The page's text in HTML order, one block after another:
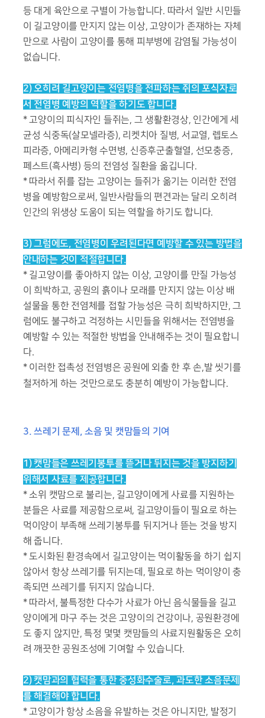
등 대게 육안으로 구별이 가능합니다. 따라서 일반 시민들
이 길고양이를 만지지 않는 이상, 고양이가 존재하는 자체
만으로 사람이 고양이를 통해 피부병에 감염될 가능성이
없습니다.
2) 오히려 길고양이는 전염병을 전파하는 쥐의 포식자로
서 전염병 예방의 역할을 하기도 합니다.
* 고양이의 피식자인 들쥐는, 그 생활환경상, 인간에게 세
균성 식중독(살모넬라증), 리켓치아 질병, 서교열, 렙토스
피라증, 아메리카형 수면병, 신증후군출혈열, 선모충증,
페스트(흑사병) 등의 전염성 질환을 옮깁니다.
* 따라서 쥐를 잡는 고양이는 들쥐가 옮기는 이러한 전염
병을 예방함으로써, 일반사람들의 편견과는 달리 오히려
인간의 위생상 도움이 되는 역할을 하기도 합니다.
3) 그럼에도, 전염병이 우려된다면 예방할 수 있는 방법을
안내하는 것이 적절합니다.
* 길고양이를 좋아하지 않는 이상, 고양이를 만질 가능성
이 희박하고, 공원의 흙이나 모래를 만지지 않는 이상 배
설물을 통한 전염체를 접할 가능성은 극히 희박하지만, 그
럼에도 불구하고 걱정하는 시민들을 위해서는 전염병을
예방할 수 있는 적절한 방법을 안내해주는 것이 필요합니
다.
* 이러한 접촉성 전염병은 공원에 외출 한 후 손,발 씻기를
철저하게 하는 것만으로도 충분히 예방이 가능합니다.
3. 쓰레기 문제, 소음 및 캣맘들의 기여
1) 캣맘들은 쓰레기봉투를 뜯거나 뒤지는 것을 방지하기
위해서 사료를 제공합니다.
* 소위 캣맘으로 불리는, 길고양이에게 사료를 지원하는
분들은 사료를 제공함으로써, 길고양이들이 필요로 하는
먹이양이 부족해 쓰레기봉투를 뒤지거나 뜯는 것을 방지
해 줍니다.
* 도시화된 환경속에서 길고양이는 먹이활동을 하기 쉽지
않아서 항상 쓰레기를 뒤지는데, 필요로 하는 먹이양이 충
족되면 쓰레기를 뒤지지 않습니다.
* 따라서, 불특정한 다수가 사료가 아닌 음식물들을 길고
양이에게 마구 주는 것은 고양이의 건강이나, 공원환경에
도 좋지 않지만, 특정 몇몇 캣맘들의 사료지원활동은 오히
려 깨끗한 공원조성에 기여할 수 있습니다.
2) 캣맘과의 협력을 통한 중성화수술로, 과도한 소음문제
를 해결해야 합니다.
* 고양이가 항상 소음을 유발하는 것은 아니지만, 발정기